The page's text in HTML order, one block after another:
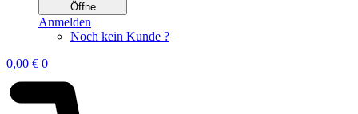
Öffne
Anmelden
Noch kein Kunde ?
0,00 € 0